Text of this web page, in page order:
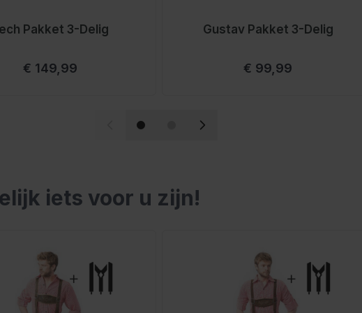
Nederland, geschikt
vormt zich naar je
wordt.
Pakket 3-Delig
Vanaf
€ 149,99
Gustav Pakket 3-Delig
Vanaf
€ 99,99
iets voor u zijn!